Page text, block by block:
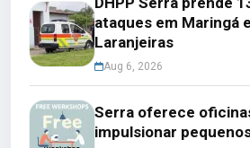
ataques em Maringá
Laranjeiras
Aug 6, 2026
Serra oferece
impulsionar